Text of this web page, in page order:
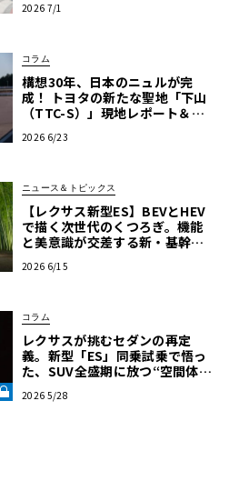
ーズミート2026横浜】
2026 7/1
コラム
構想30年、日本のニュルが完
成！ トヨタの新たな聖地「下山
（TTC-S）」現地レポート＆新
2026 6/23
ニュース＆トピックス
【レクサス新型ES】BEVとHEV
で描く次世代のくつろぎ。機能
と美意識が交差する新・基幹セ
2026 6/15
コラム
レクサスが挑むセダンの再定
義。新型「ES」同乗試乗で悟っ
た、SUV全盛期に放つ“空間体
2026 5/28